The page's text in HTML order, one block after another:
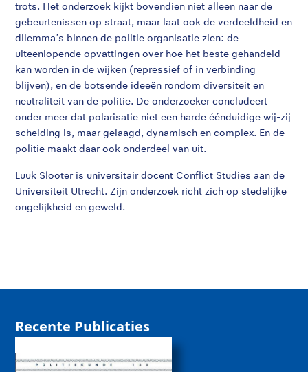
trots. Het onderzoek kijkt bovendien niet alleen naar de
gebeurtenissen op straat, maar laat ook de verdeeldheid en
dilemma’s binnen de politie organisatie zien: de
uiteenlopende opvattingen over hoe het beste gehandeld
kan worden in de wijken (repressief of in verbinding
blijven), en de botsende ideeën rondom diversiteit en
neutraliteit van de politie. De onderzoeker concludeert
onder meer dat polarisatie niet een harde éénduidige wij-zij
scheiding is, maar gelaagd, dynamisch en complex. En de
politie maakt daar ook onderdeel van uit.
Luuk Slooter is universitair docent Conflict Studies aan de
Universiteit Utrecht. Zijn onderzoek richt zich op stedelijke
ongelijkheid en geweld.
Recente Publicaties
De rol van sociale